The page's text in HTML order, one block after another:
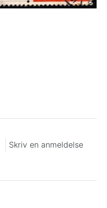
Skriv en anmeldelse